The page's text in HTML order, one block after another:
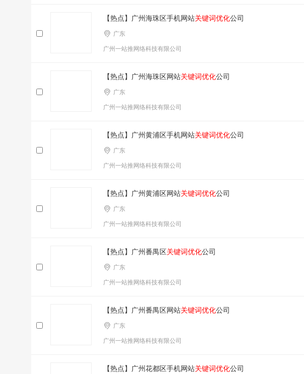
【热点】广州海珠区手机网站关键词优化公司
广东
广州一站推网络科技有限公司
【热点】广州海珠区网站关键词优化公司
广东
广州一站推网络科技有限公司
【热点】广州黄浦区手机网站关键词优化公司
广东
广州一站推网络科技有限公司
【热点】广州黄浦区网站关键词优化公司
广东
广州一站推网络科技有限公司
【热点】广州番禺区关键词优化公司
广东
广州一站推网络科技有限公司
【热点】广州番禺区网站关键词优化公司
广东
广州一站推网络科技有限公司
【热点】广州花都区手机网站关键词优化公司